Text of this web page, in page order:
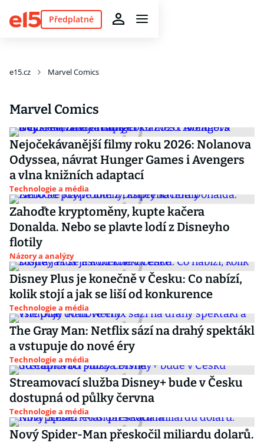
Předplatné
e15.cz Marvel Comics
Marvel Comics
Nejočekávanější filmy roku 2026: Nolanova
Odyssea, návrat Hunger Games i Avengers
a vlna knižních adaptací
Technologie a média
Zahoďte kryptoměny, kupte kačera
Donalda. Nebo se plavte lodí z Disneyho
flotily
Názory a analýzy
Disney Plus je konečně v Česku: Co nabízí,
kolik stojí a jak se liší od konkurence
Technologie a média
The Gray Man: Netflix sází na drahý spektákl
a vstupuje do nové éry
Technologie a média
Streamovací služba Disney+ bude v Česku
dostupná od půlky června
Technologie a média
Nový Spider-Man přeskočil miliardu dolarů.